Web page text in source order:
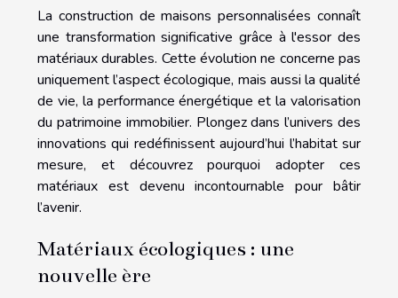
La construction de maisons personnalisées connaît
une transformation significative grâce à l'essor des
matériaux durables. Cette évolution ne concerne pas
uniquement l’aspect écologique, mais aussi la qualité
de vie, la performance énergétique et la valorisation
du patrimoine immobilier. Plongez dans l’univers des
innovations qui redéfinissent aujourd’hui l’habitat sur
mesure, et découvrez pourquoi adopter ces
matériaux est devenu incontournable pour bâtir
l’avenir.
Matériaux écologiques : une
nouvelle ère